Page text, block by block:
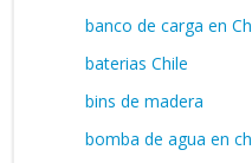
banco de carga en
baterias Chile
bins de madera
bomba de agua en